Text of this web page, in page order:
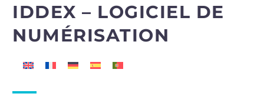
IDDEX – LOGICIEL DE
NUMÉRISATION